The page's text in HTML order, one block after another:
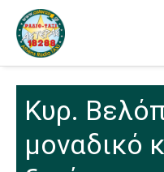
Κυρ.
μοναδικό